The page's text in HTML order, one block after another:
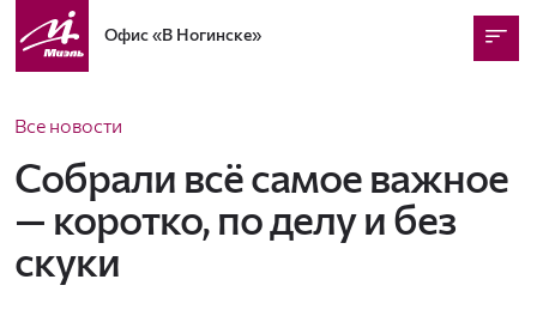
Офис«В Ногинске»
Все новости
Собрали всё самое важное
— коротко, по делу и без
скуки